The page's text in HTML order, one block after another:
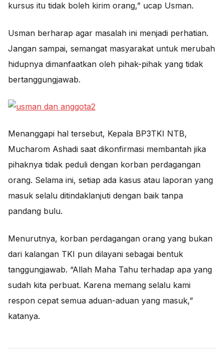
kursus itu tidak boleh kirim orang,” ucap Usman.
Usman berharap agar masalah ini menjadi perhatian.
Jangan sampai, semangat masyarakat untuk merubah
hidupnya dimanfaatkan oleh pihak-pihak yang tidak
bertanggungjawab.
Menanggapi hal tersebut, Kepala BP3TKI NTB,
Mucharom Ashadi saat dikonfirmasi membantah jika
pihaknya tidak peduli dengan korban perdagangan
orang. Selama ini, setiap ada kasus atau laporan yang
masuk selalu ditindaklanjuti dengan baik tanpa
pandang bulu.
Menurutnya, korban perdagangan orang yang bukan
dari kalangan TKI pun dilayani sebagai bentuk
tanggungjawab. “Allah Maha Tahu terhadap apa yang
sudah kita perbuat. Karena memang selalu kami
respon cepat semua aduan-aduan yang masuk,”
katanya.